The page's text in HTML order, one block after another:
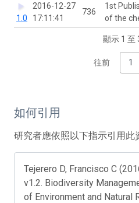
1.0
2016-12-27
17:11:41
736
1st
of the
顯示 1 至
往前 1
如何引用
研究者應依照以下指示引用此
Tejerero D, Francisco C
v1.2. Biodiversity
of Environment and Natural